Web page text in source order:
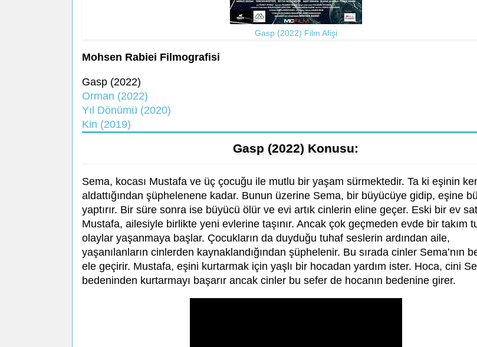
Gasp (2022) Film Afişi
Mohsen Rabiei Filmografisi
Gasp (2022)
Orman (2022)
Yıl Dönümü (2020)
Kin (2019)
Gasp (2022) Konusu:
Sema, kocası Mustafa ve üç çocuğu ile mutlu bir yaşam sürmektedir. Ta ki eşinin
aldattığından şüphelenene kadar. Bunun üzerine Sema, bir büyücüye gidip, eşine
yaptırır. Bir süre sonra ise büyücü ölür ve evi artık cinlerin eline geçer. Eski bir ev
Mustafa, ailesiyle birlikte yeni evlerine taşınır. Ancak çok geçmeden evde bir takım
olaylar yaşanmaya başlar. Çocukların da duyduğu tuhaf seslerin ardından aile,
yaşanılanların cinlerden kaynaklandığından şüphelenir. Bu sırada cinler Sema’nın
ele geçirir. Mustafa, eşini kurtarmak için yaşlı bir hocadan yardım ister. Hoca, cini
bedeninden kurtarmayı başarır ancak cinler bu sefer de hocanın bedenine girer.